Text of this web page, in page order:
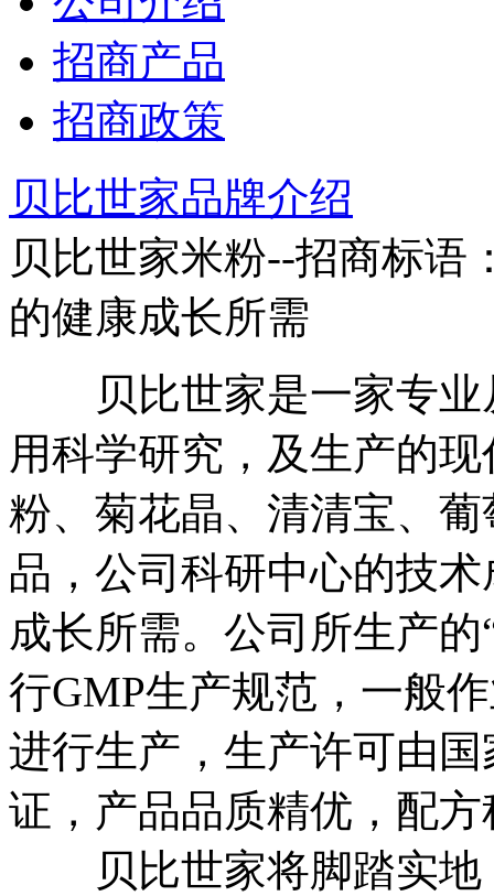
招商产品
招商政策
贝比世家品牌介绍
贝比世家米粉--招商标语
的健康成长所需
贝比世家是一家专业
用科学研究，及生产的
粉、菊花晶、清清宝、
品，公司科研中心的技
成长所需。公司所生产
行GMP生产规范，一般
进行生产，生产许可由
证，产品品质精优，配
贝比世家将脚踏实地